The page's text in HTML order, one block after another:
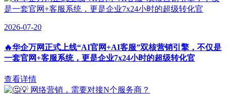
2026-07-20
🔥华企万网正式上线“AI官网+AI客服”双核营销引擎，不仅是
一套官网+客服系统，更是企业7x24小时的超级转化官
查看详情